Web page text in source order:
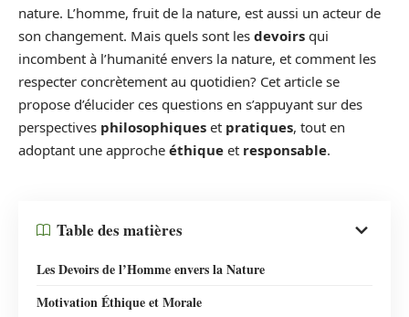
nature. L’homme, fruit de la nature, est aussi un acteur de
son changement. Mais quels sont les devoirs qui
incombent à l’humanité envers la nature, et comment les
respecter concrètement au quotidien? Cet article se
propose d’élucider ces questions en s’appuyant sur des
perspectives philosophiques et pratiques, tout en
adoptant une approche éthique et responsable.
Table des matières
Les Devoirs de l’Homme envers la Nature
Motivation Éthique et Morale